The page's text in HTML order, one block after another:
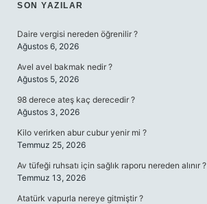
SIDEBAR
SON YAZILAR
Daire vergisi nereden öğrenilir ?
Ağustos 6, 2026
Avel avel bakmak nedir ?
Ağustos 5, 2026
98 derece ateş kaç derecedir ?
Ağustos 3, 2026
Kilo verirken abur cubur yenir mi ?
Temmuz 25, 2026
Av tüfeği ruhsatı için sağlık raporu nereden alınır ?
Temmuz 13, 2026
Atatürk vapurla nereye gitmiştir ?